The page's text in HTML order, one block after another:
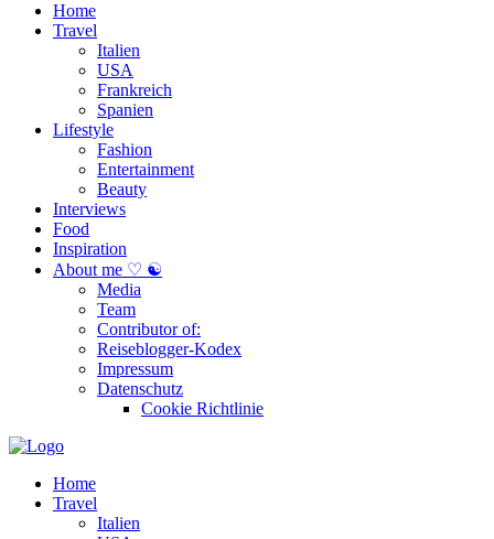
Home
Travel
Italien
USA
Frankreich
Spanien
Lifestyle
Fashion
Entertainment
Beauty
Interviews
Food
Inspiration
About me ♡ ☯
Media
Team
Contributor of:
Reiseblogger-Kodex
Impressum
Datenschutz
Cookie Richtlinie
Home
Travel
Italien